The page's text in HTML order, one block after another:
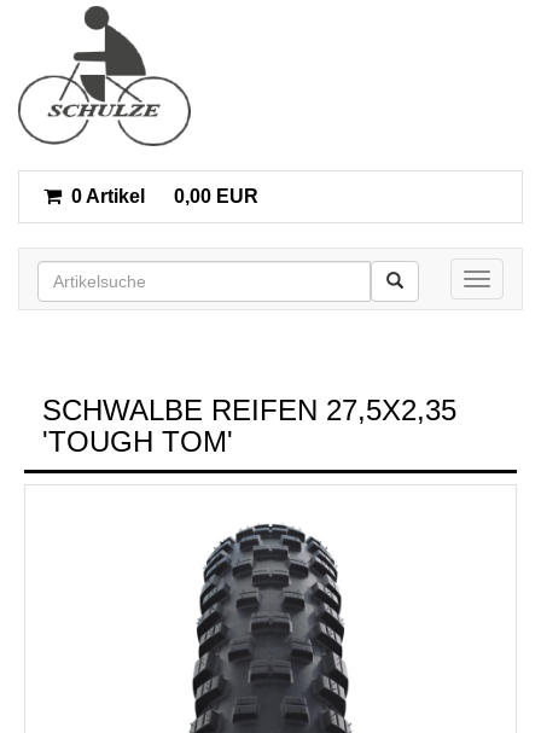
0 Artikel 0,00 EUR
Toggle
SCHWALBE REIFEN 27,5X2,35
'TOUGH TOM'